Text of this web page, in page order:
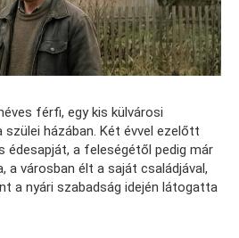
férfi, egy kis külvárosi
szülei házában. Két évvel ezelőtt
édesapját, a feleségétől pedig már
a városban élt a saját családjával,
a nyári szabadság idején látogatta